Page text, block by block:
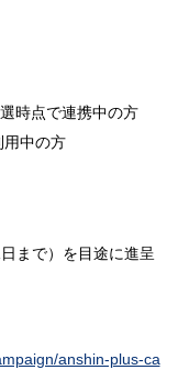
時点で連携中の方
用中の方
まで）を目途に進呈
anshin-plus-ca